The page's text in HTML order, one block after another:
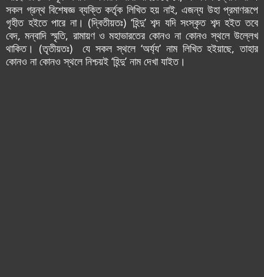
সকল গ্রন্থ বিশেষজ্ঞ ব্যক্তি কর্তৃক লিখিত হয় নাই, এজন্য উহা প্রমাণরূপে
গৃহীত হ‌ইতে পারে না। (দ্বিতীয়তঃ) ‘হিন্দু’ শব্দ যদি সংস্কৃত শব্দ হ‌ইত তবে
বেদ, মন্বাদি স্মৃতি, রামায়ণ ও মহাভারতের কোন‌ও না কোন‌ও স্থলে উল্লেখ
থাকিত। (তৃতীয়তঃ) যে সকল স্থলে ‘অর্য্য’ নাম লিখিত হ‌ইয়াছে, তাহার
কোন‌ও না কোন‌ও স্থলে নিশ্চয়ই ‘হিন্দু’ নাম দেখা যাইত।